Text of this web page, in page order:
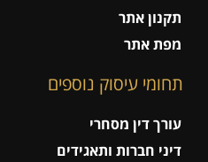
תקנון אתר
מפת אתר
תחומי עיסוק נוספים
עורך דין מסחרי
דיני חברות ותאגידים